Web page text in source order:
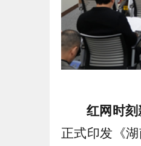
红网时
正式印发《